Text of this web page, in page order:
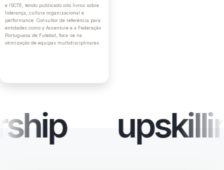
e ISCTE, tendo publicado oito livros sobre
liderança, cultura organizacional e
performance. Consultor de referência para
entidades como a Accenture e a Federação
Portuguesa de Futebol, foca-se na
otimização de equipas multidisciplinares.